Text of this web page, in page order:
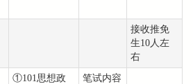
接收推免
生10人左
右
①101思想政
笔试内容